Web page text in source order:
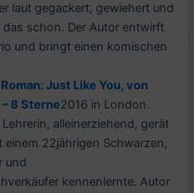
laut gegackert, gewiehert und
das schon. Der Autor entwirft
und bringt einen komischen
Just Like You, von
8 Sterne2016 in London.
alleinerziehend, gerät
einem 22jährigen Schwarzen,
und
kennenlernte. Autor